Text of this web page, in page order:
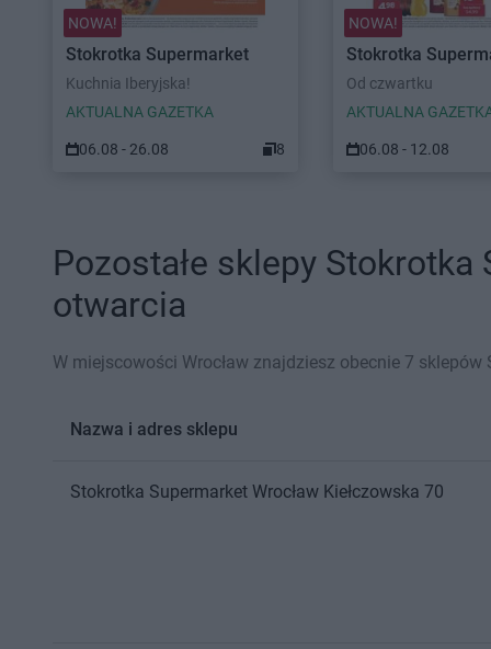
NOWA!
Stokrotka Supermarket
Kuchnia Iberyjska!
AKTUALNA GAZETKA
06.08 - 26.08 8
NOWA!
Stokrotka
Od czwartku
AKTUALNA
06.08 - 12.08
Pozostałe sklepy
otwarcia
W miejscowości Wrocław znajdziesz obecnie 7 sklepów
Nazwa i adres sklepu
Stokrotka Supermarket Wrocław Kiełczowska 70